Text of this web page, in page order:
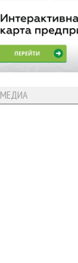
МЕДИА